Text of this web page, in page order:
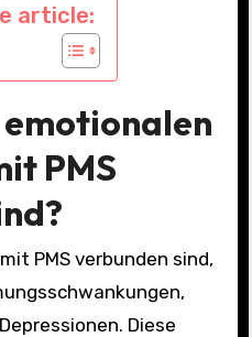
article:
emotionalen
PMS
PMS verbunden sind,
Diese